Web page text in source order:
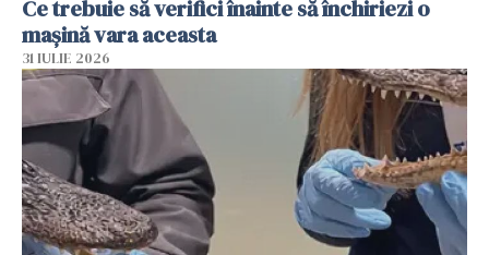
Ce trebuie să verifici înainte să închiriezi o
mașină vara aceasta
31 IULIE 2026